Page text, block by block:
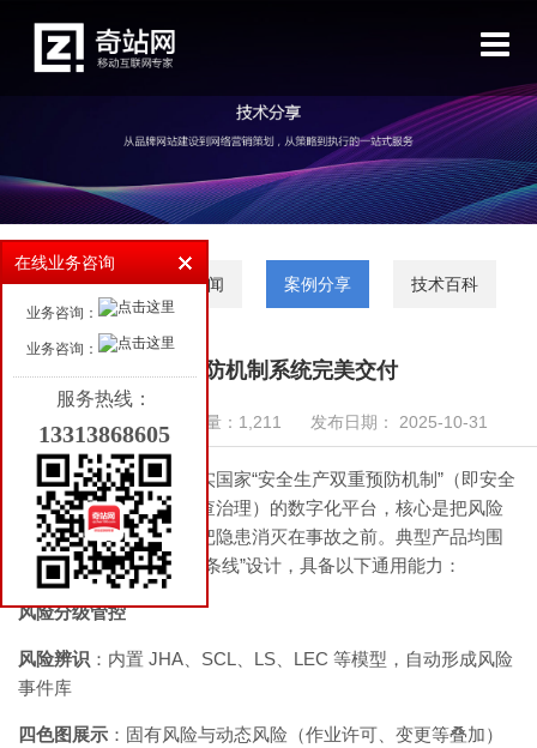
首页
高端网站设计
微信开发
软件开发
客户案例
新闻资讯
行业动态
公司新闻
案例分享
技术百科
联系我们
行业动态 公司新闻 案例分享 技术百科
双重预防机制系统完美交付
浏览量：1,211 发布日期： 2025-10-31
双重预防软件系统是落实国家“安全生产双重预防机制”（即安全
风险分级管控和隐患排查治理）的数字化平台，核心是把风险
控制在隐患形成之前、把隐患消灭在事故之前。典型产品均围
绕“风险一张图、隐患一条线”设计，具备以下通用能力：
风险分级管控
风险辨识 ：内置 JHA、SCL、LS、LEC 等模型，自动形成风险
事件库
四色图展示 ：固有风险与动态风险（作业许可、变更等叠加）
在线业务咨询
业务咨询：
业务咨询：
服务热线：
13313868605